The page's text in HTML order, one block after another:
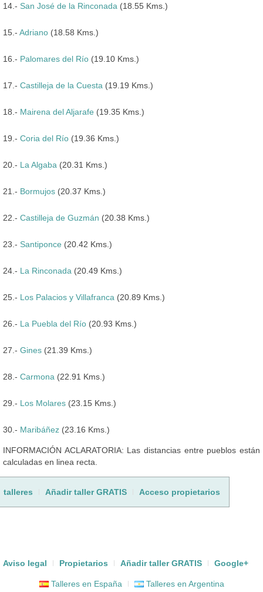
14.- San José de la Rinconada (18.55 Kms.)
15.- Adriano (18.58 Kms.)
16.- Palomares del Río (19.10 Kms.)
17.- Castilleja de la Cuesta (19.19 Kms.)
18.- Mairena del Aljarafe (19.35 Kms.)
19.- Coria del Río (19.36 Kms.)
20.- La Algaba (20.31 Kms.)
21.- Bormujos (20.37 Kms.)
22.- Castilleja de Guzmán (20.38 Kms.)
23.- Santiponce (20.42 Kms.)
24.- La Rinconada (20.49 Kms.)
25.- Los Palacios y Villafranca (20.89 Kms.)
26.- La Puebla del Río (20.93 Kms.)
27.- Gines (21.39 Kms.)
28.- Carmona (22.91 Kms.)
29.- Los Molares (23.15 Kms.)
30.- Maribáñez (23.16 Kms.)
INFORMACIÓN ACLARATORIA: Las distancias entre pueblos están
calculadas en linea recta.
talleres Añadir taller GRATIS Acceso propietarios
Aviso legal Propietarios Añadir taller GRATIS Google+
Talleres en España Talleres en Argentina